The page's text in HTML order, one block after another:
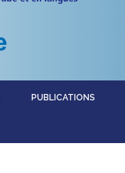
PUBLICATIONS